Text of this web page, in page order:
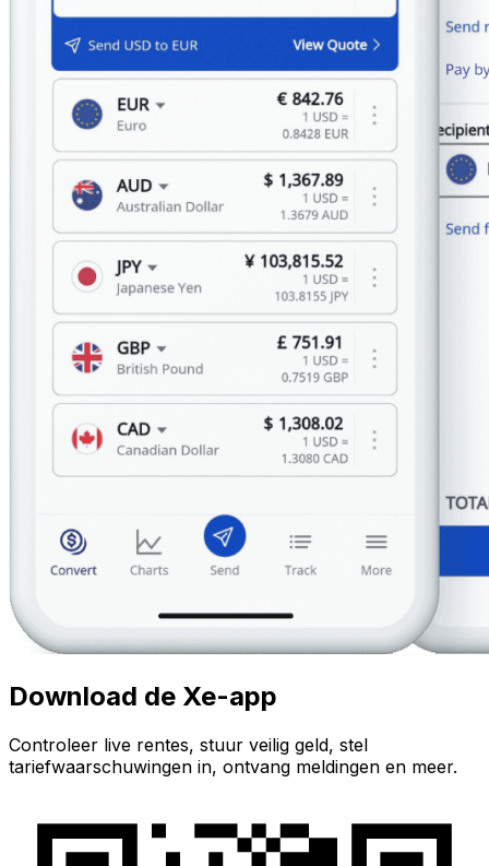
Download de Xe-app
Controleer live rentes, stuur veilig geld, stel
tariefwaarschuwingen in, ontvang meldingen en meer.